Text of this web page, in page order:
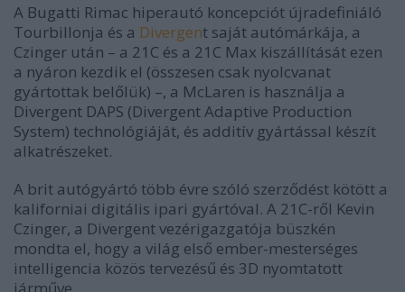
A Bugatti Rimac hiperautó koncepciót újradefiniáló
Tourbillonja és a Divergent saját autómárkája, a
Czinger után – a 21C és a 21C Max kiszállítását ezen
a nyáron kezdik el (összesen csak nyolcvanat
gyártottak belőlük) –, a McLaren is használja a
Divergent DAPS (Divergent Adaptive Production
System) technológiáját, és additív gyártással készít
alkatrészeket.
A brit autógyártó több évre szóló szerződést kötött a
kaliforniai digitális ipari gyártóval. A 21C-ről Kevin
Czinger, a Divergent vezérigazgatója büszkén
mondta el, hogy a világ első ember-mesterséges
intelligencia közös tervezésű és 3D nyomtatott
járműve.